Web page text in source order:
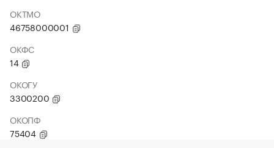
ОКТМО
46758000001
ОКФС
14
ОКОГУ
3300200
ОКОПФ
75404